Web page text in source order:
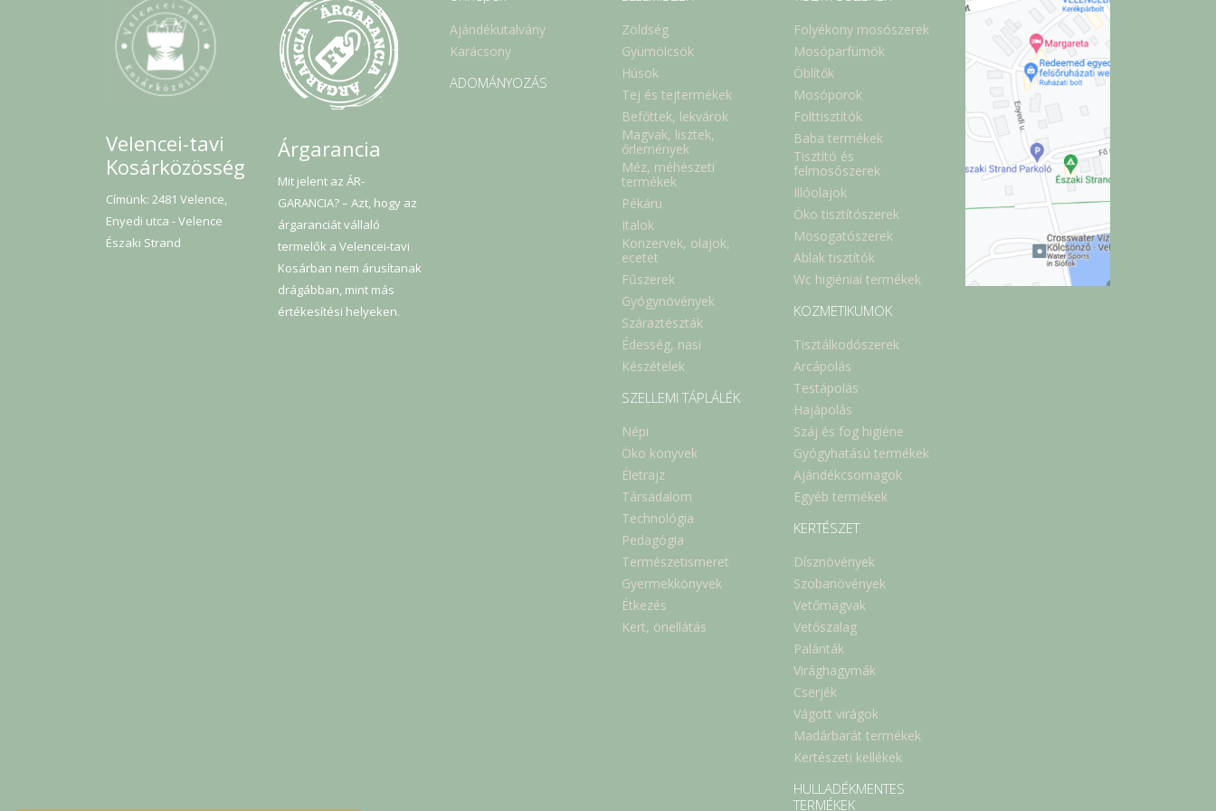
Velencei-tavi
Kosárközösség
Címünk: 2481 Velence,
Enyedi utca - Velence
Északi Strand
Árgarancia
Mit jelent az ÁR-
GARANCIA? – Azt, hogy az
árgaranciát vállaló
termelők a Velencei-tavi
Kosárban nem árusítanak
drágábban, mint más
értékesítési helyeken.
Ajándékutalvány
Karácsony
ADOMÁNYOZÁS
Zöldség
Gyümölcsök
Húsok
Tej és tejtermékek
Befőttek, lekvárok
Magvak, lisztek,
őrlemények
Méz, méhészeti
termékek
Pékáru
Italok
Konzervek, olajok,
ecetet
Fűszerek
Gyógynövények
Száraztészták
Édesség, nasi
Készételek
SZELLEMI TÁPLÁLÉK
Népi
Öko könyvek
Életrajz
Társadalom
Technológia
Pedagógia
Természetismeret
Gyermekkönyvek
Étkezés
Kert, önellátás
Folyékony mosószerek
Mosóparfümök
Öblítők
Mosóporok
Folttisztítók
Baba termékek
Tisztító és
felmosószerek
Illóolajok
Öko tisztítószerek
Mosogatószerek
Ablak tisztítók
Wc higiéniai termékek
KOZMETIKUMOK
Tisztálkodószerek
Arcápolás
Testápolás
Hajápolás
Száj és fog higiéne
Gyógyhatású termékek
Ajándékcsomagok
Egyéb termékek
KERTÉSZET
Dísznövények
Szobanövények
Vetőmagvak
Vetőszalag
Palánták
Virághagymák
Cserjék
Vágott virágok
Madárbarát termékek
Kertészeti kellékek
HULLADÉKMENTES
TERMÉKEK